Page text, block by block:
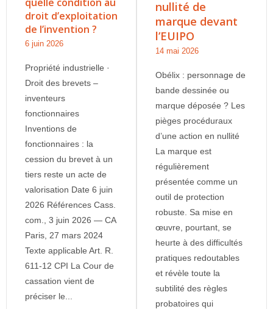
droit d’exploitation
de l’invention ?
6 juin 2026
Propriété industrielle ·
Droit des brevets –
inventeurs
fonctionnaires
Inventions de
fonctionnaires : la
cession du brevet à un
tiers reste un acte de
valorisation Date 6 juin
2026 Références Cass.
com., 3 juin 2026 — CA
Paris, 27 mars 2024
Texte applicable Art. R.
611-12 CPI La Cour de
cassation vient de
préciser le...
nullité de
marque devant
l’EUIPO
14 mai 2026
Obélix : personnage de
bande dessinée ou
marque déposée ? Les
pièges procéduraux
d’une action en nullité
La marque est
régulièrement
présentée comme un
outil de protection
robuste. Sa mise en
œuvre, pourtant, se
heurte à des difficultés
pratiques redoutables
et révèle toute la
subtilité des règles
probatoires qui